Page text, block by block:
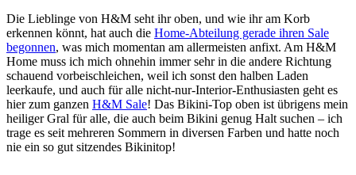
Die Lieblinge von H&M seht ihr oben, und wie ihr am Korb
erkennen könnt, hat auch die Home-Abteilung gerade ihren Sale
begonnen, was mich momentan am allermeisten anfixt. Am H&M
Home muss ich mich ohnehin immer sehr in die andere Richtung
schauend vorbeischleichen, weil ich sonst den halben Laden
leerkaufe, und auch für alle nicht-nur-Interior-Enthusiasten geht es
hier zum ganzen H&M Sale! Das Bikini-Top oben ist übrigens mein
heiliger Gral für alle, die auch beim Bikini genug Halt suchen – ich
trage es seit mehreren Sommern in diversen Farben und hatte noch
nie ein so gut sitzendes Bikinitop!